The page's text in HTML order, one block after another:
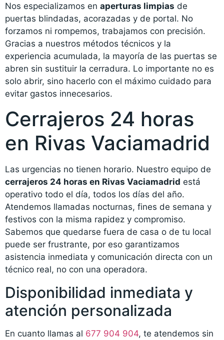
Nos especializamos en aperturas limpias de
puertas blindadas, acorazadas y de portal. No
forzamos ni rompemos, trabajamos con precisión.
Gracias a nuestros métodos técnicos y la
experiencia acumulada, la mayoría de las puertas se
abren sin sustituir la cerradura. Lo importante no es
solo abrir, sino hacerlo con el máximo cuidado para
evitar gastos innecesarios.
Cerrajeros 24 horas
en Rivas Vaciamadrid
Las urgencias no tienen horario. Nuestro equipo de
cerrajeros 24 horas en Rivas Vaciamadrid está
operativo todo el día, todos los días del año.
Atendemos llamadas nocturnas, fines de semana y
festivos con la misma rapidez y compromiso.
Sabemos que quedarse fuera de casa o de tu local
puede ser frustrante, por eso garantizamos
asistencia inmediata y comunicación directa con un
técnico real, no con una operadora.
Disponibilidad inmediata y
atención personalizada
En cuanto llamas al 677 904 904, te atendemos sin